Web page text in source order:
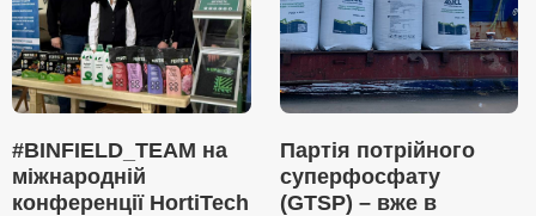
#BINFIELD_TEAM на
міжнародній
конференції HortiTech
Партія потрійного
суперфосфату
(GTSP) – вже в